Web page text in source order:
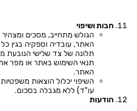
חבות ושיפוי
הגולש מתחייב, מסכים
האתר, עובדיה וספקיה בגין
תלונה של צד שלישי הנובעת
תנאי השימוש באתר או מפר את
האתר.
השיפוי יכלול הוצאות
עו"ד) ללא מגבלה בסכום.
הודעות